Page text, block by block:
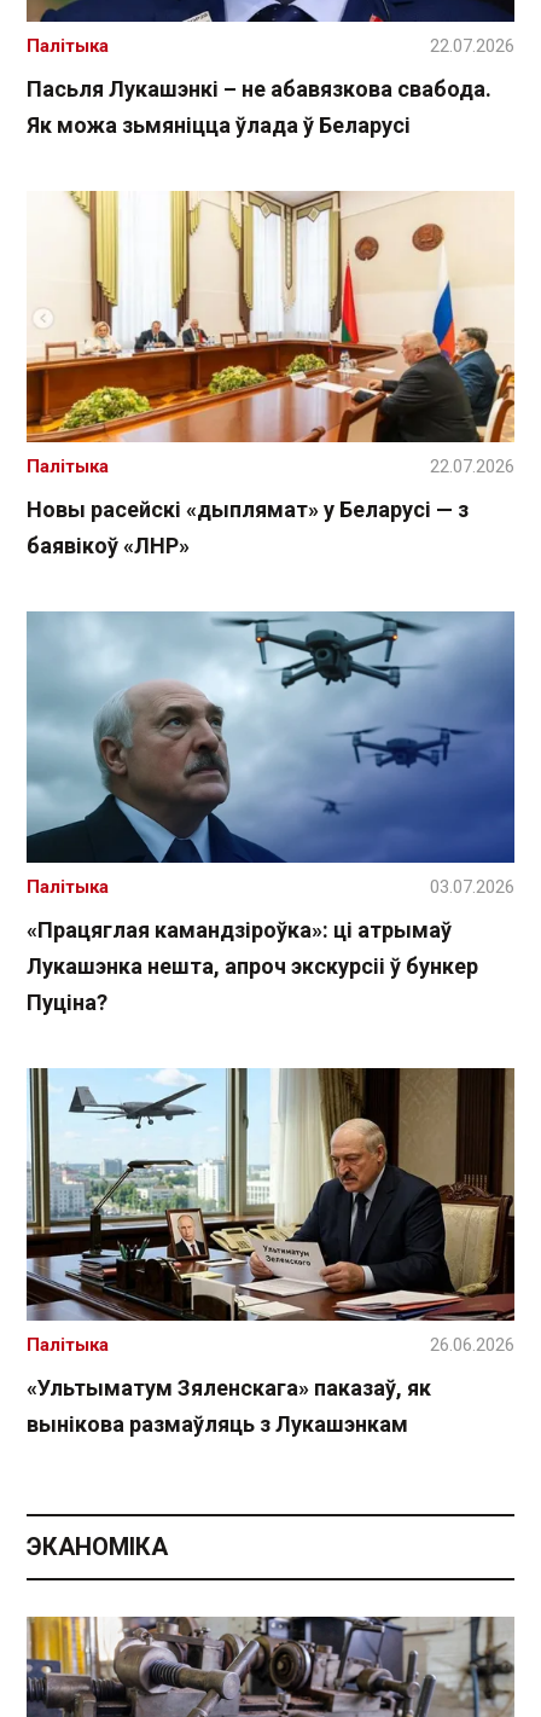
Пасьля Лукашэнкі – не абавязкова свабода.
Як можа зьмяніцца ўлада ў Беларусі
Палітыка 22.07.2026
Новы расейскі «дыплямат» у Беларусі — з
баявікоў «ЛНР»
Палітыка 22.07.2026
«Працяглая камандзіроўка»: ці атрымаў
Лукашэнка нешта, апроч экскурсіі ў бункер
Пуціна?
Палітыка 03.07.2026
«Ультыматум Зяленскага» паказаў, як
вынікова размаўляць з Лукашэнкам
Палітыка 26.06.2026
ЭКАНОМІКА